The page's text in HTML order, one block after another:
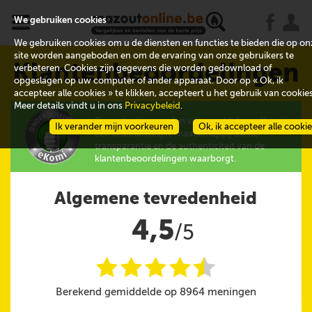
x
Klantenbeoordelingen
De evaluaties worden verzameld door eKomi,
een onafhankelijke maatschappij die de
transparantie en de authenticiteit van de
klantenbeoordelingen waarborgt.
Algemene tevredenheid
4,5/5
iiiii
@
Berekend gemiddelde op 8964 meningen
We gebruiken cookies
We gebruiken cookies om u de diensten en functies te bieden die op
site worden aangeboden en om de ervaring van onze gebruikers te
verbeteren. Cookies zijn gegevens die worden gedownload of
opgeslagen op uw computer of ander apparaat. Door op « Ok, ik
accepteer alle cookies » te klikken, accepteert u het gebruik van
Meer details vindt u in ons Privacybeleid .
Ok, ik accepteer alle
Ik verander mijn voorkeuren